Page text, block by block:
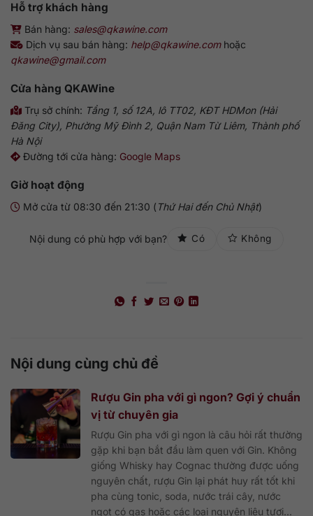
Hỗ trợ khách hàng
Bán hàng: sales@qkawine.com
Dịch vụ sau bán hàng: help@qkawine.comhoặc
qkawine@gmail.com
Cửa hàng QKAWine
Trụ sở chính: Tầng 1, số 12A, lô TT02, KĐT HDMon (Hải
Đăng City), Phường Mỹ Đình 2, Quận Nam Từ Liêm, Thành phố
Hà Nội
Đường tới cửa hàng: Google Maps
Giờ hoạt động
Mở cửa từ 08:30 đến 21:30 ( Thứ Hai đến Chủ Nhật)
Nội dung có phù hợp với bạn? Có Không
Nội dung cùng chủ đề
Rượu Gin pha với gì ngon? Gợi ý chuẩn
vị từ chuyên gia
Rượu Gin pha với gì ngon là câu hỏi rất thường
gặp khi bạn bắt đầu làm quen với Gin. Không
giống Whisky hay Cognac thường được uống
nguyên chất, rượu Gin lại phát huy rất tốt khi
pha cùng tonic, soda, nước trái cây, nước
ngọt có gas hoặc các loại nguyên liệu tươi...